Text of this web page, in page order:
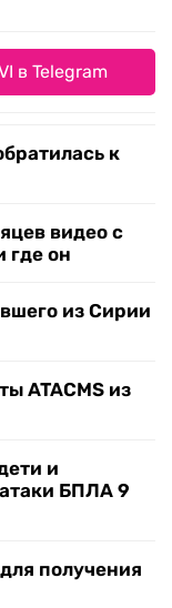
в Telegram
к
видео с
где он
из Сирии
ATACMS из
и
БПЛА 9
получения